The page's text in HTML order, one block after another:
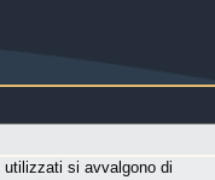
si avvalgono di